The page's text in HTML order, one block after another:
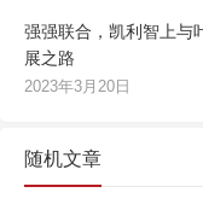
强强联合，凯利智上与
展之路
2023年3月20日
随机文章